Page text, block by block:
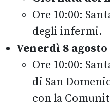
Ore 10:00:
degli infermi.
Venerdì 8
Ore 10:00:
di San
con la